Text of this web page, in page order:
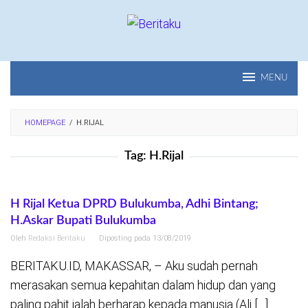
MENU
HOMEPAGE / H.RIJAL
Tag: H.Rijal
H Rijal Ketua DPRD Bulukumba, Adhi Bintang;
H.Askar Bupati Bulukumba
Oleh Redaksi Beritaku Diposting pada 13/08/2019
BERITAKU.ID, MAKASSAR, – Aku sudah pernah
merasakan semua kepahitan dalam hidup dan yang
paling pahit ialah berharap kepada manusia (Ali […]